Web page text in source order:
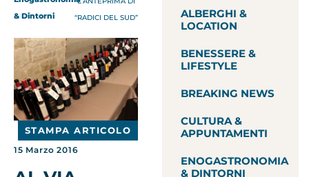
& Dintorni
“RADICI DEL SUD”
STAMPA ARTICOLO
15 Marzo 2016
ALBERGHI &
LOCATION
BENESSERE &
LIFESTYLE
BREAKING NEWS
CULTURA &
APPUNTAMENTI
ENOGASTRONOMIA
& DINTORNI